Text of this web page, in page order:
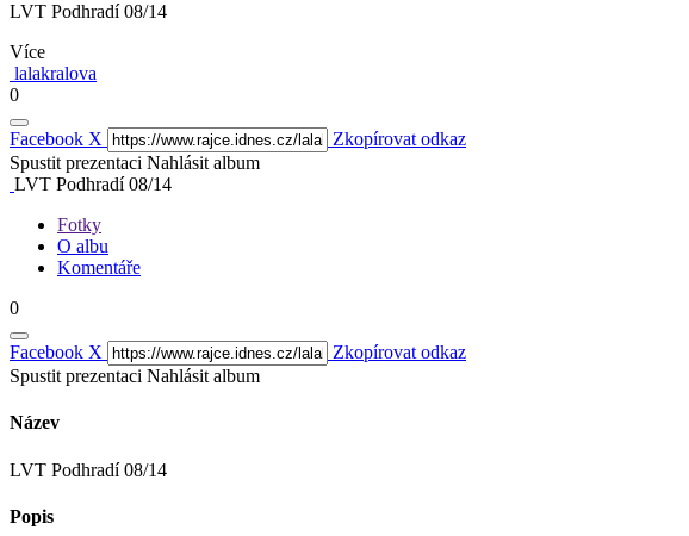
LVT Podhradí 08/14
Více
lalakralova
0
Facebook X
Zkopírovat odkaz
Spustit prezentaci Nahlásit album
LVT Podhradí 08/14
Fotky
O albu
Komentáře
0
Facebook X
Zkopírovat odkaz
Spustit prezentaci Nahlásit album
Název
LVT Podhradí 08/14
Popis